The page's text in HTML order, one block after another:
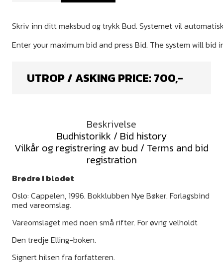
UTROP / ASKING PRICE: 700,-
Beskrivelse
Budhistorikk / Bid history
Vilkår og registrering av bud / Terms and bid
registration
Brødre i blodet
Oslo: Cappelen, 1996. Bokklubben Nye Bøker. Forlagsbind
med vareomslag.
Vareomslaget med noen små rifter. For øvrig velholdt
Den tredje Elling-boken.
Signert hilsen fra forfatteren.